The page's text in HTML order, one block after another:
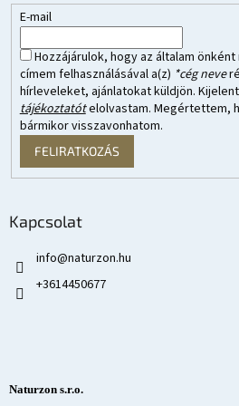
E-mail
Hozzájárulok, hogy az általam
címem felhasználásával a(z) *cég neve
hírleveleket, ajánlatokat küldjön.
tájékoztatótelolvastam. Megértettem,
bármikor visszavonhatom.
FELIRATKOZÁS
Kapcsolat
info@naturzon.hu
+3614450677
Naturzon s.r.o.